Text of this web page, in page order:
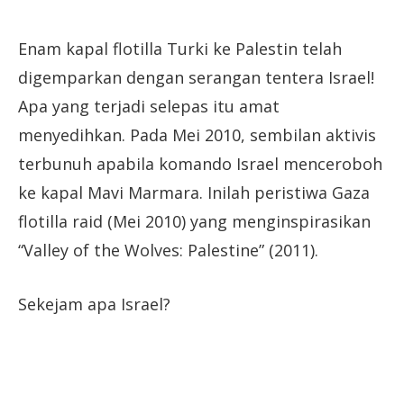
Enam kapal flotilla Turki ke Palestin telah
digemparkan dengan serangan tentera Israel!
Apa yang terjadi selepas itu amat
menyedihkan. Pada Mei 2010, sembilan aktivis
terbunuh apabila komando Israel menceroboh
ke kapal Mavi Marmara. Inilah peristiwa Gaza
flotilla raid (Mei 2010) yang menginspirasikan
“Valley of the Wolves: Palestine” (2011).
Sekejam apa Israel?